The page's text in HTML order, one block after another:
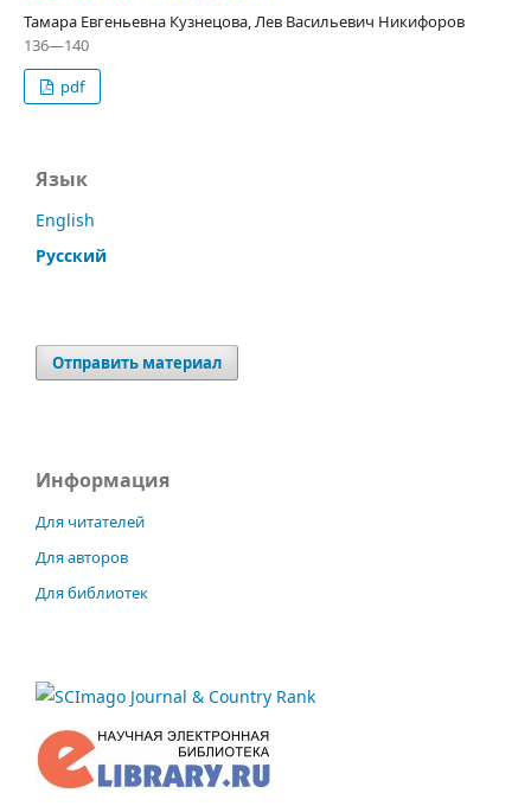
Тамара Евгеньевна Кузнецова, Лев Васильевич Никифоров
136—140
pdf
Язык
English
Русский
Отправить материал
Информация
Для читателей
Для авторов
Для библиотек